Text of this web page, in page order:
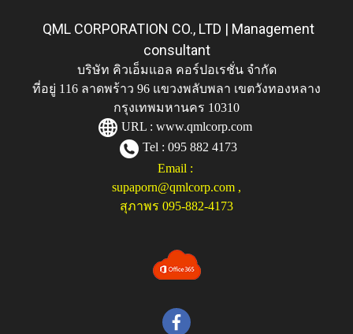
QML CORPORATION CO., LTD | Management
consultant
บริษัท คิวเอ็มแอล คอร์ปอเรชั่น จำกัด
ที่อยู่ 116 ลาดพร้าว 96 แขวงพลับพลา เขตวังทองหลาง
กรุงเทพมหานคร 10310
URL : www.qmlcorp.com
Tel : 095 882 4173
Email :
supaporn@qmlcorp.com ,
สุภาพร 095-882-4173